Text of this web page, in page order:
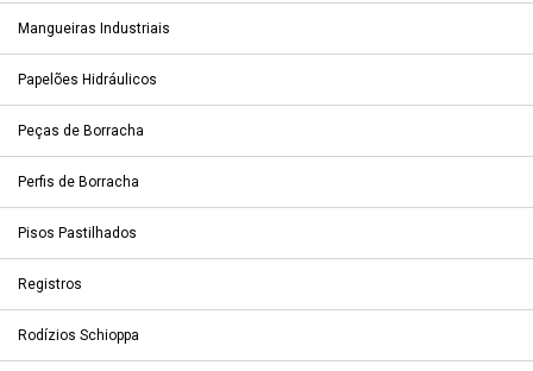
Mangueiras Industriais
Papelões Hidráulicos
Peças de Borracha
Perfis de Borracha
Pisos Pastilhados
Registros
Rodízios Schioppa